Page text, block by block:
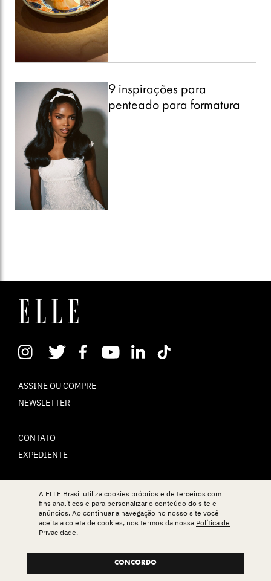
9 inspirações para
penteado para formatura
ASSINE OU COMPRE
NEWSLETTER
CONTATO
EXPEDIENTE
POLÍTICA DE PRIVACIDADE
TERMOS DE USO
A ELLE Brasil utiliza cookies próprios e de terceiros com
fins analíticos e para personalizar o conteúdo do site e
anúncios. Ao continuar a navegação no nosso site você
aceita a coleta de cookies, nos termos da nossa Política de
Privacidade.
CONCORDO